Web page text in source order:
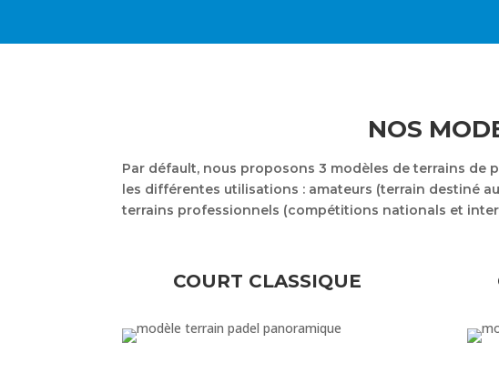
NOS
Par défault, nous proposons 3 modèles de terrains de
les différentes utilisations : amateurs (terrain destiné
terrains professionnels (compétitions nationals et
COURT CLASSIQUE